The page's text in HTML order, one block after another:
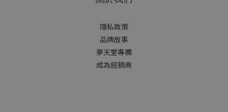
隱私政策
品牌故事
夢天堂專欄
成為經銷商